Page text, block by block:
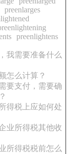
preenlarges
preenlightens
我需要准备什么
怎么计算？
要支付，需要确
得税上应如何处
业所得税其他收
所得税税前怎么